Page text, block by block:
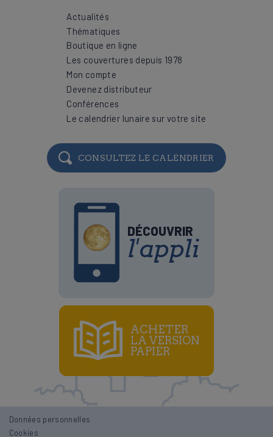
Lune croissante et décroissante
Actualités
Thématiques
Boutique en ligne
Les couvertures depuis 1978
Mon compte
Devenez distributeur
Conférences
Le calendrier lunaire sur votre site
CONSULTEZ LE CALENDRIER
DÉCOUVRIR
l'appli
ACHETER
LA VERSION
PAPIER
Données personnelles
Cookies